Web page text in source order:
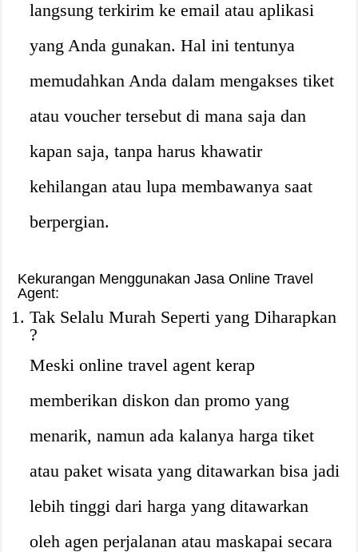
langsung terkirim ke email atau aplikasi
yang Anda gunakan. Hal ini tentunya
memudahkan Anda dalam mengakses tiket
atau voucher tersebut di mana saja dan
kapan saja, tanpa harus khawatir
kehilangan atau lupa membawanya saat
berpergian.
Kekurangan Menggunakan Jasa Online Travel
Agent:
Tak Selalu Murah Seperti yang Diharapkan
?
Meski online travel agent kerap
memberikan diskon dan promo yang
menarik, namun ada kalanya harga tiket
atau paket wisata yang ditawarkan bisa jadi
lebih tinggi dari harga yang ditawarkan
oleh agen perjalanan atau maskapai secara